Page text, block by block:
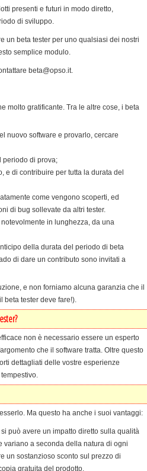
presenti e futuri in modo diretto,
di sviluppo.
un beta tester per uno qualsiasi dei nostri
semplice modulo.
beta@opso.it.
molto gratificante. Tra le altre cose, i beta
nuovo software e provarlo, cercare
periodo di prova;
e di contribuire per tutta la durata del
come vengono scoperti, ed
di bug sollevate da altri tester.
in lunghezza, da una
della durata del periodo di beta
di dare un contributo sono invitati a
e non forniamo alcuna garanzia che il
beta tester deve fare!).
non è necessario essere un esperto
che il software tratta. Oltre questo
dettagliati delle vostre esperienze
Ma questo ha anche i suoi vantaggi:
può avere un impatto diretto sulla qualità
variano a seconda della natura di ogni
un sostanzioso sconto sul prezzo di
gratuita del prodotto.